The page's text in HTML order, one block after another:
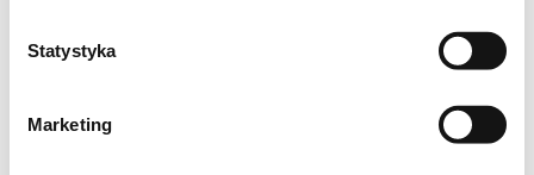
Statystyka
Marketing